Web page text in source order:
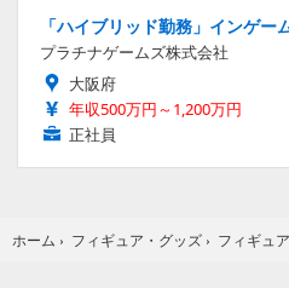
「ハイブリッド勤務」インゲ
プラチナゲームズ株式会社
大阪府
年収500万円～1,200万円
正社員
ホーム › フィギュア・グッズ › フィギュア